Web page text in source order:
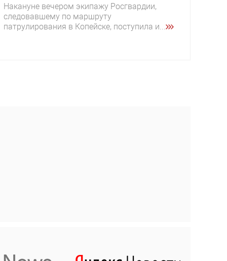
Накануне вечером экипажу Росгвардии,
следовавшему по маршруту
патрулирования в Копейске, поступила и...